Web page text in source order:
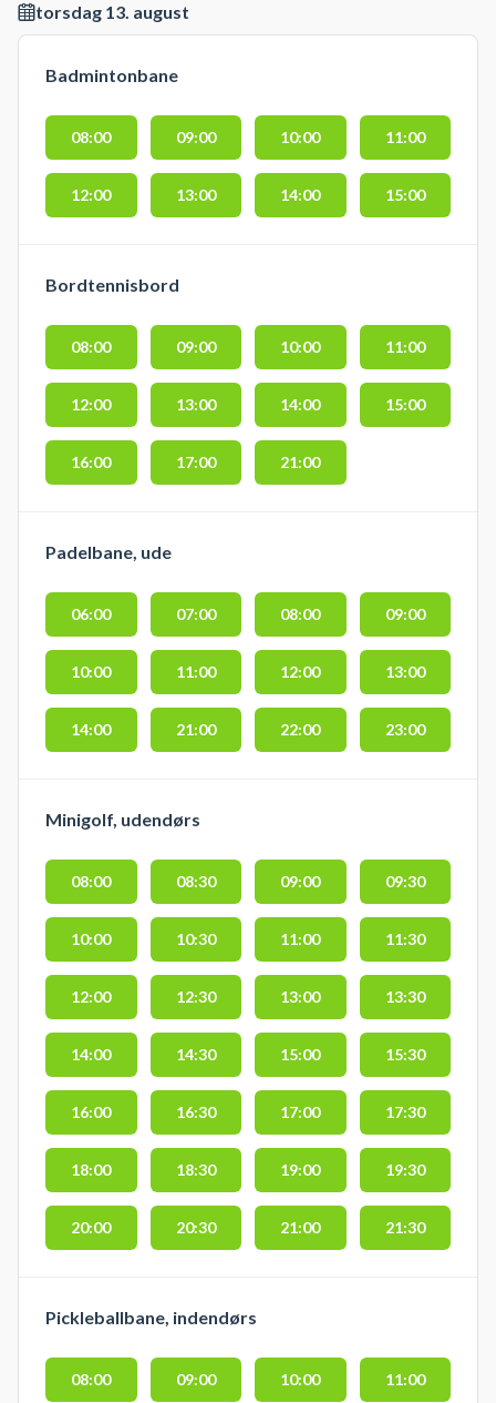
torsdag 13. august
Badmintonbane
08:00 09:00 10:00 11:00
12:00 13:00 14:00 15:00
Bordtennisbord
08:00 09:00 10:00 11:00
12:00 13:00 14:00 15:00
16:00 17:00 21:00
Padelbane, ude
06:00 07:00 08:00 09:00
10:00 11:00 12:00 13:00
14:00 21:00 22:00 23:00
Minigolf, udendørs
08:00 08:30 09:00 09:30
10:00 10:30 11:00 11:30
12:00 12:30 13:00 13:30
14:00 14:30 15:00 15:30
16:00 16:30 17:00 17:30
18:00 18:30 19:00 19:30
20:00 20:30 21:00 21:30
Pickleballbane, indendørs
08:00 09:00 10:00 11:00